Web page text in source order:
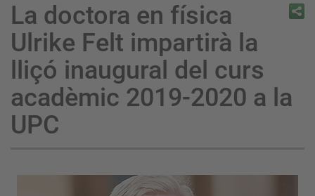
La doctora en física
Ulrike Felt impartirà la
lliçó inaugural del curs
acadèmic 2019-2020 a la
UPC